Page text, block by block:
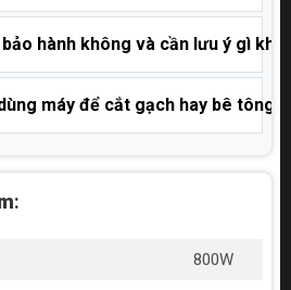
hành không và cần lưu ý gì khi
máy để cắt gạch hay bê tông
:
800W